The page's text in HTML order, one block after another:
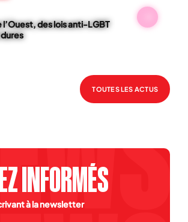
l’Ouest, des lois anti-LGBT
TOUTES LES ACTUS
INFORMÉS
à la newsletter